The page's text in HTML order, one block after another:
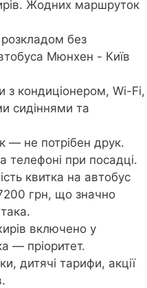
Жодних маршруток
розкладом без
Мюнхен - Київ
з кондиціонером, Wi-Fi,
сидіннями та
— не потрібен друк.
телефоні при посадці.
квитка на автобус
грн, що значно
включено у
— пріоритет.
дитячі тарифи, акції